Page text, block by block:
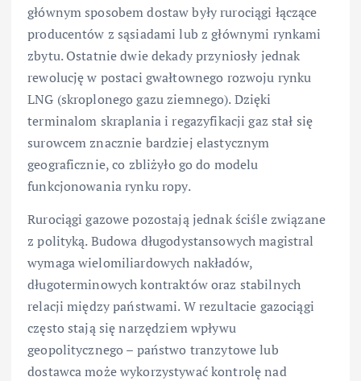
głównym sposobem dostaw były rurociągi łączące
producentów z sąsiadami lub z głównymi rynkami
zbytu. Ostatnie dwie dekady przyniosły jednak
rewolucję w postaci gwałtownego rozwoju rynku
LNG (skroplonego gazu ziemnego). Dzięki
terminalom skraplania i regazyfikacji gaz stał się
surowcem znacznie bardziej elastycznym
geograficznie, co zbliżyło go do modelu
funkcjonowania rynku ropy.
Rurociągi gazowe pozostają jednak ściśle związane
z polityką. Budowa długodystansowych magistral
wymaga wielomiliardowych nakładów,
długoterminowych kontraktów oraz stabilnych
relacji między państwami. W rezultacie gazociągi
często stają się narzędziem wpływu
geopolitycznego – państwo tranzytowe lub
dostawca może wykorzystywać kontrolę nad